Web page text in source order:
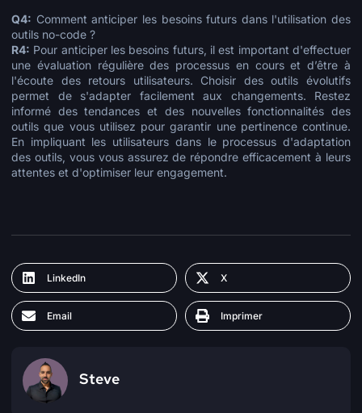
Q4: Comment anticiper les besoins futurs dans l'utilisation des
outils no-code ?
R4: Pour anticiper les besoins futurs, il est important d'effectuer
une évaluation régulière des processus en cours et d’être à
l'écoute des retours utilisateurs. Choisir des outils évolutifs
permet de s'adapter facilement aux changements. Restez
informé des tendances et des nouvelles fonctionnalités des
outils que vous utilisez pour garantir une pertinence continue.
En impliquant les utilisateurs dans le processus d'adaptation
des outils, vous vous assurez de répondre efficacement à leurs
attentes et d'optimiser leur engagement.
LinkedIn X
Email Imprimer
Steve